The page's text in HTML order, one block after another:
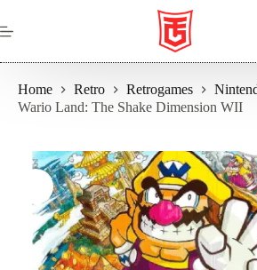
al
contenuto
Home Retro Retrogames
Wario Land: The Shake Dimension WII